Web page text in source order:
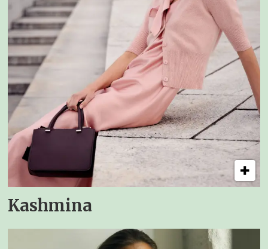
Kashmina